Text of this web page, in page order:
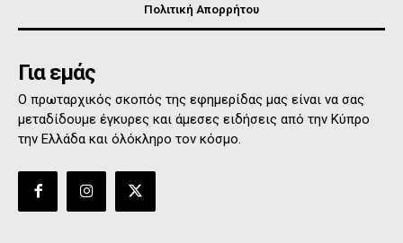
Πολιτική Απορρήτου
Για εμάς
Ο πρωταρχικός σκοπός της εφημερίδας μας είναι να σας
μεταδίδουμε έγκυρες και άμεσες ειδήσεις από την Κύπρο
την Ελλάδα και όλόκληρο τον κόσμο.